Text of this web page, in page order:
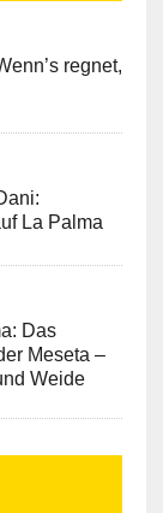
regnet,
La Palma
Das
Meseta –
Weide